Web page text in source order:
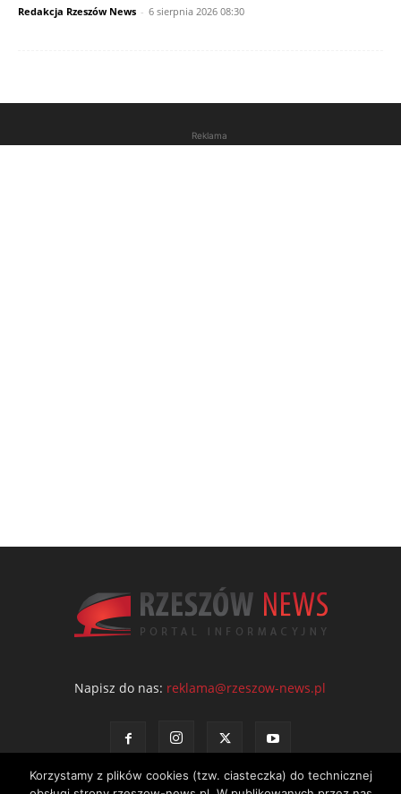
Redakcja Rzeszów News - 6 sierpnia 2026 08:30
Reklama
Napisz do nas: reklama@rzeszow-news.pl
Korzystamy z plików cookies (tzw. ciasteczka) do technicznej